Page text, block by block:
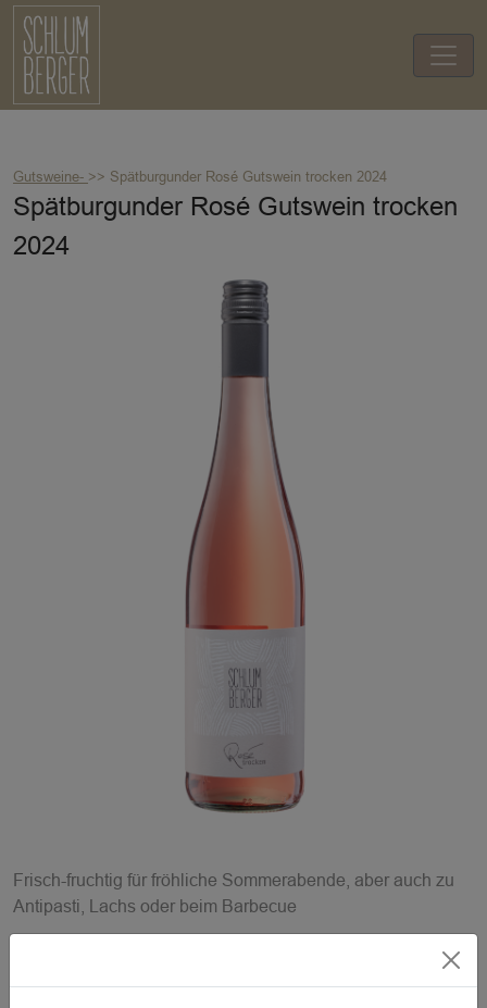
Gutsweine- >> Spätburgunder Rosé Gutswein trocken 2024
Spätburgunder Rosé Gutswein trocken
2024
Frisch-fruchtig für fröhliche Sommerabende, aber auch zu
Antipasti, Lachs oder beim Barbecue
Flasche Füllmenge: 0.75 l